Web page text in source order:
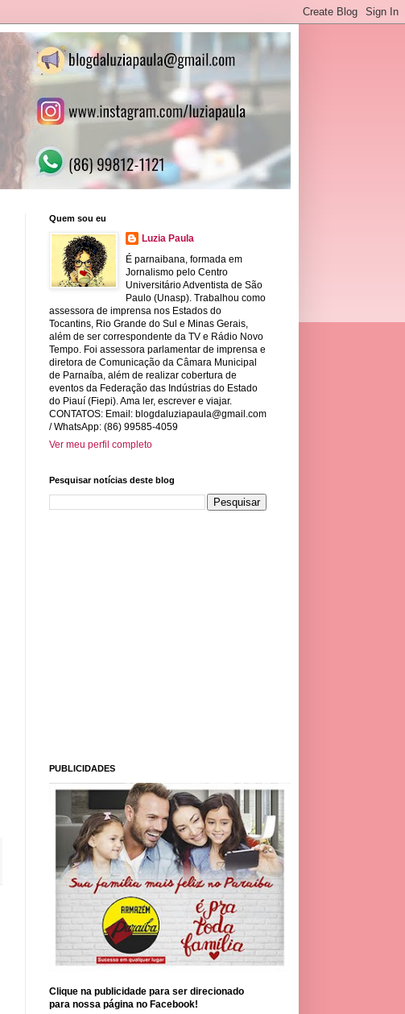
Quem sou eu
Luzia Paula
É parnaibana, formada em
Jornalismo pelo Centro
Universitário Adventista de São
Paulo (Unasp). Trabalhou como
assessora de imprensa nos Estados do
Tocantins, Rio Grande do Sul e Minas Gerais,
além de ser correspondente da TV e Rádio Novo
Tempo. Foi assessora parlamentar de imprensa e
diretora de Comunicação da Câmara Municipal
de Parnaíba, além de realizar cobertura de
eventos da Federação das Indústrias do Estado
do Piauí (Fiepi). Ama ler, escrever e viajar.
CONTATOS: Email: blogdaluziapaula@gmail.com
/ WhatsApp: (86) 99585-4059
Ver meu perfil completo
Pesquisar notícias deste blog
PUBLICIDADES
Clique na publicidade para ser direcionado
para nossa página no Facebook!